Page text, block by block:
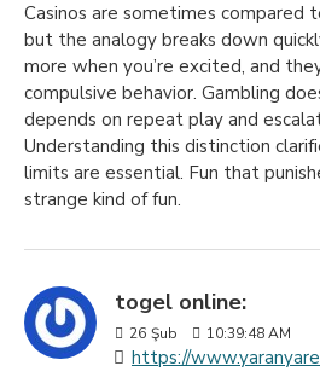
Casinos are sometimes compared
but the analogy breaks down
more when you’re excited, and
compulsive behavior. Gambling
depends on repeat play and
Understanding this distinction
limits are essential. Fun that
strange kind of fun.
togel online:
26 Şub 10:39:48 AM
https://